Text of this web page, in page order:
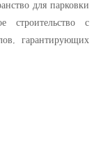
для парковки
строительство с
гарантирующих